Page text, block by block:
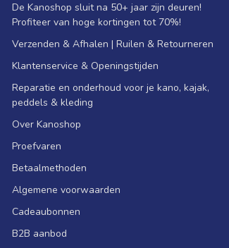
De Kanoshop sluit na 50+ jaar zijn deuren!
Profiteer van hoge kortingen tot 70%!
Verzenden & Afhalen | Ruilen & Retourneren
Klantenservice & Openingstijden
Reparatie en onderhoud voor je kano, kajak,
peddels & kleding
Over Kanoshop
Proefvaren
Betaalmethoden
Algemene voorwaarden
Cadeaubonnen
B2B aanbod